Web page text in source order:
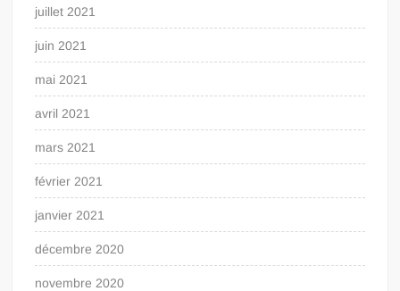
juillet 2021
juin 2021
mai 2021
avril 2021
mars 2021
février 2021
janvier 2021
décembre 2020
novembre 2020